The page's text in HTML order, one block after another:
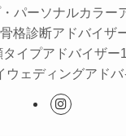
パーソナルカラー
格診断アドバイザ
タイプアドバイザー
ウェディングアドバ